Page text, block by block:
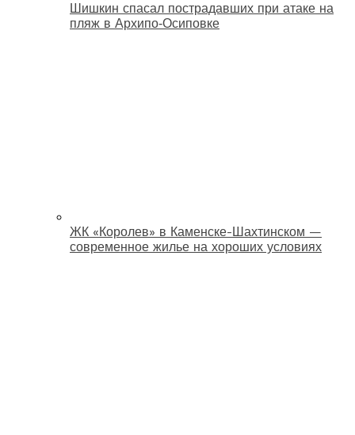
Шишкин спасал пострадавших при атаке на
пляж в Архипо‑Осиповке
ЖК «Королев» в Каменске-Шахтинском —
современное жилье на хороших условиях